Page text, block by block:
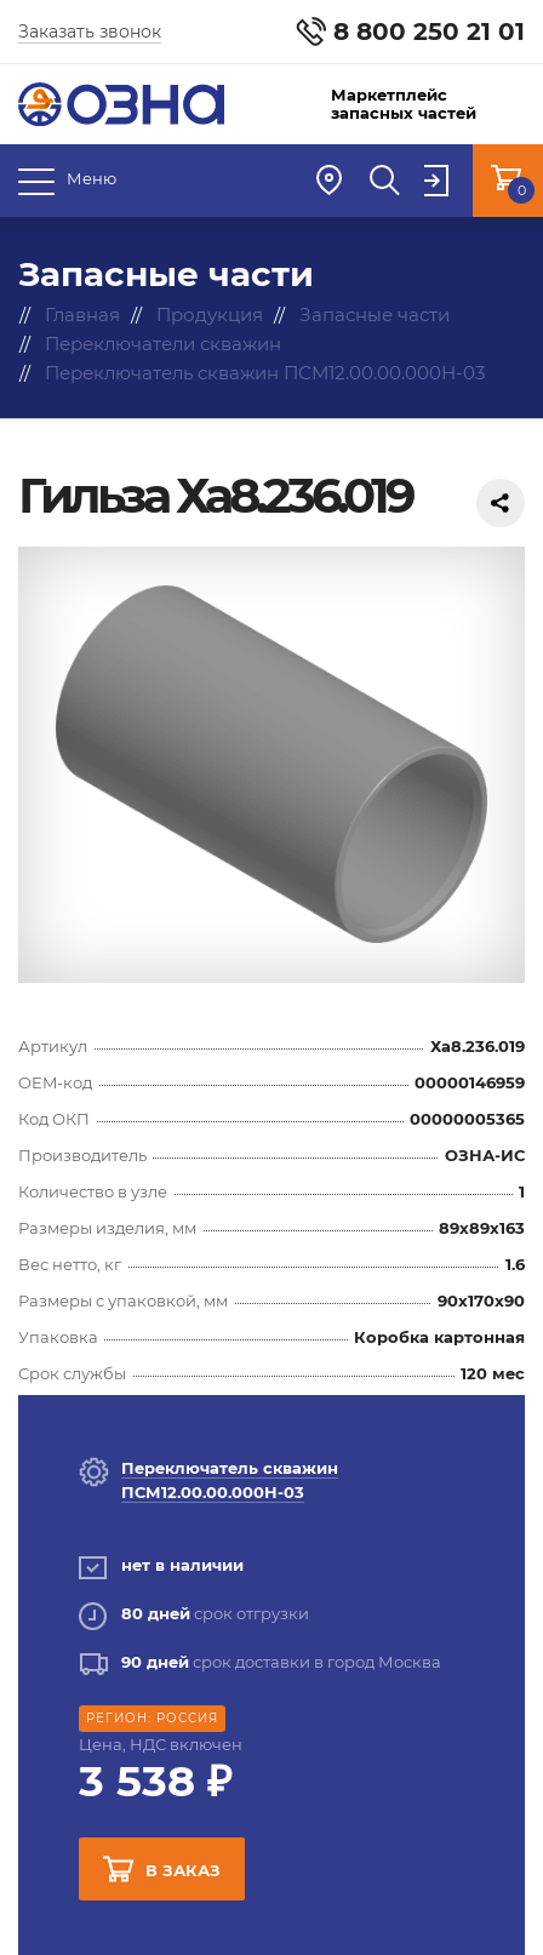
8 800 250 21 01
Заказать звонок
Маркетплейс
запасных частей
Меню
0
Запасные части
Главная Продукция
Запасные части
Переключатели скважин
Переключатель скважин ПСМ12.00.00.000Н-03
Гильза Ха8.236.019
Артикул
Ха8.236.019
OEM-код
00000146959
Код ОКП
00000005365
Производитель
ОЗНА-ИС
Количество в узле
1
Размеры изделия, мм
89x89x163
Вес нетто, кг
1.6
Размеры с упаковкой, мм
90x170x90
Упаковка
Коробка картонная
Срок службы
120 мес
Переключатель скважин
ПСМ12.00.00.000Н-03
нет в наличии
80 днейсрок отгрузки
90 днейсрок доставки в город Москва
РЕГИОН: РОССИЯ
Цена, НДС включен
3 538 ₽
В ЗАКАЗ